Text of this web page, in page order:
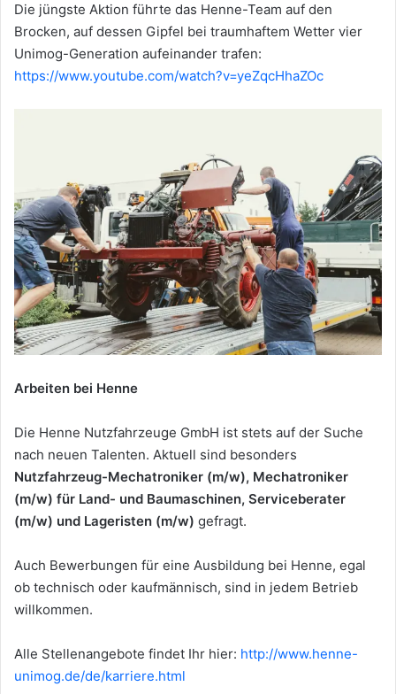
Die jüngste Aktion führte das Henne-Team auf den
Brocken, auf dessen Gipfel bei traumhaftem Wetter vier
Unimog-Generation aufeinander trafen:
https://www.youtube.com/watch?v=yeZqcHhaZOc
Arbeiten bei Henne
Die Henne Nutzfahrzeuge GmbH ist stets auf der Suche
nach neuen Talenten. Aktuell sind besonders
Nutzfahrzeug-Mechatroniker (m/w), Mechatroniker
(m/w) für Land- und Baumaschinen, Serviceberater
(m/w) und Lageristen (m/w) gefragt.
Auch Bewerbungen für eine Ausbildung bei Henne, egal
ob technisch oder kaufmännisch, sind in jedem Betrieb
willkommen.
Alle Stellenangebote findet Ihr hier: http://www.henne-
unimog.de/de/karriere.html